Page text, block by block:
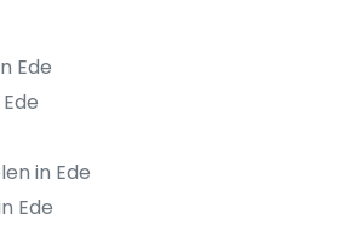
Ede
in Ede
Ede